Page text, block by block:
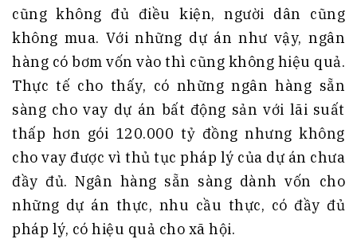
cũng không đủ điều kiện, người dân cũng
không mua. Với những dự án như vậy, ngân
hàng có bơm vốn vào thì cũng không hiệu quả.
Thực tế cho thấy, có những ngân hàng sẵn
sàng cho vay dự án bất động sản với lãi suất
thấp hơn gói 120.000 tỷ đồng nhưng không
cho vay được vì thủ tục pháp lý của dự án chưa
đầy đủ. Ngân hàng sẵn sàng dành vốn cho
những dự án thực, nhu cầu thực, có đầy đủ
pháp lý, có hiệu quả cho xã hội.